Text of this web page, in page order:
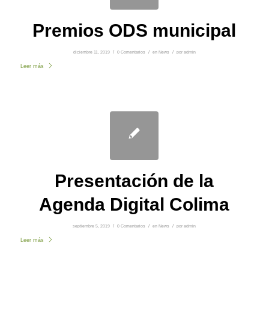
Premios ODS municipal
diciembre 11, 2019 / 0 Comentarios / en News / por admin
Leer más
Presentación de la
Agenda Digital Colima
septiembre 5, 2019 / 0 Comentarios / enNews / poradmin
Leer más